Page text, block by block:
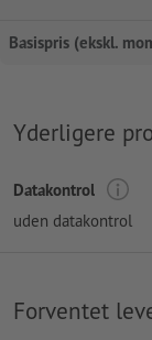
Basispris (ekskl.
Yderligere
Datakontrol
uden datakontrol
Forventet